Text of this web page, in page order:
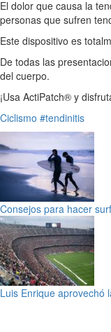
El dolor que causa la
personas que sufren
Este dispositivo es
De todas las
del cuerpo.
¡Usa ActiPatch® y
Ciclismo #tendinitis
Consejos para hacer
Luis Enrique aprovechó